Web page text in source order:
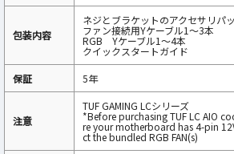
包装内容
ネジとブラケットのアクセサリパ
ファン接続用Yケーブル1～3本
RGB Yケーブル1～4本
クイックスタートガイド
保証
5年
注意
TUF GAMING LCシリーズ
*Before purchasing TUF LC AIO
re your motherboard has 4-pin
ct the bundled RGB FAN(s)